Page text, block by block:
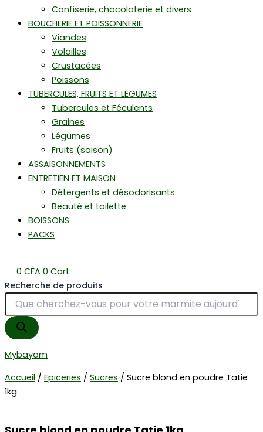
Confiserie, chocolaterie et divers
BOUCHERIE ET POISSONNERIE
Viandes
Volailles
Crustacées
Poissons
TUBERCULES, FRUITS ET LEGUMES
Tubercules et Féculents
Graines
Légumes
Fruits (saison)
ASSAISONNEMENTS
ENTRETIEN ET MAISON
Détergents et désodorisants
Beauté et toilette
BOISSONS
PACKS
0 CFA 0 Cart
Recherche de produits
Mybayam
Accueil / Epiceries / Sucres / Sucre blond en poudre Tatie
1kg